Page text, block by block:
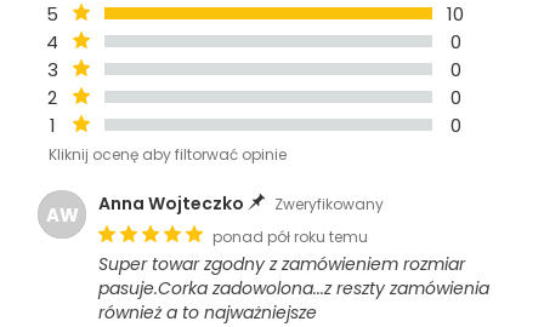
5
10
4
0
3
0
2
0
1
0
Kliknij ocenę aby filtorwać opinie
AW Anna Wojteczko
Zweryfikowany
ponad pół roku temu
Super towar zgodny z zamówieniem rozmiar
pasuje.Corka zadowolona...z reszty zamówienia
również a to najważniejsze